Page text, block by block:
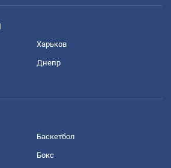
Харьков
Днепр
Баскетбол
Бокс